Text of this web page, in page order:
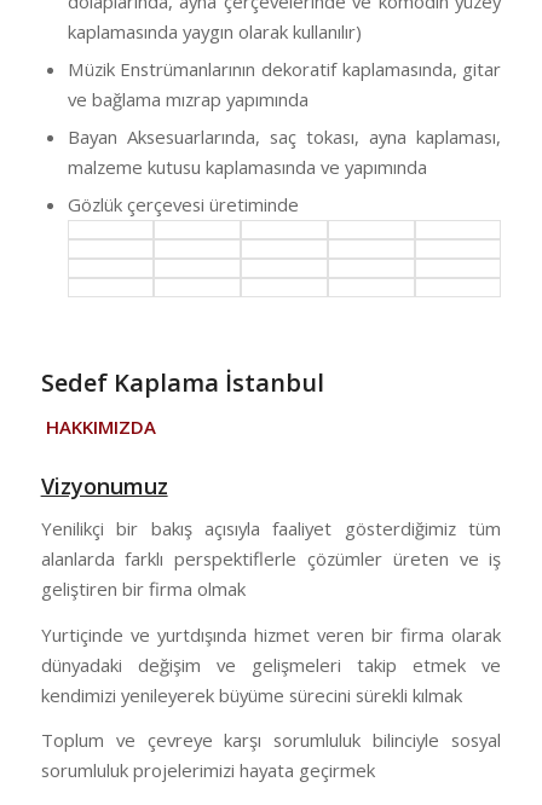
kaplamasında yaygın olarak kullanılır)
Müzik Enstrümanlarının dekoratif kaplamasında, gitar
ve bağlama mızrap yapımında
Bayan Aksesuarlarında, saç tokası, ayna kaplaması,
malzeme kutusu kaplamasında ve yapımında
Gözlük çerçevesi üretiminde
Sedef Kaplama İstanbul
HAKKIMIZDA
Vizyonumuz
Yenilikçi bir bakış açısıyla faaliyet gösterdiğimiz tüm
alanlarda farklı perspektiflerle çözümler üreten ve iş
geliştiren bir firma olmak
Yurtiçinde ve yurtdışında hizmet veren bir firma olarak
dünyadaki değişim ve gelişmeleri takip etmek ve
kendimizi yenileyerek büyüme sürecini sürekli kılmak
Toplum ve çevreye karşı sorumluluk bilinciyle sosyal
sorumluluk projelerimizi hayata geçirmek